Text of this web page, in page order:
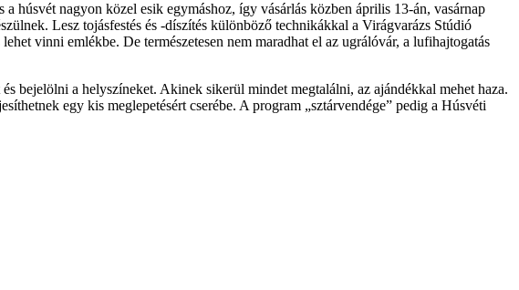
húsvét nagyon közel esik egymáshoz, így vásárlás közben április 13-án, vasárnap
Lesz tojásfestés és -díszítés különböző technikákkal a Virágvarázs Stúdió
vinni emlékbe. De természetesen nem maradhat el az ugrálóvár, a lufihajtogatás
bejelölni a helyszíneket. Akinek sikerül mindet megtalálni, az ajándékkal mehet haza.
egy kis meglepetésért cserébe. A program „sztárvendége” pedig a Húsvéti